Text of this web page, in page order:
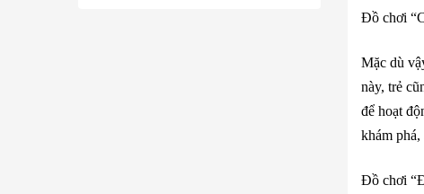
Đồ chơi
Mặc dù
này, trẻ
để hoạt
khám phá,
Đồ chơi